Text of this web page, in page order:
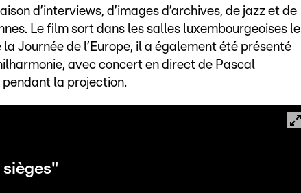
d’interviews, d’images d’archives, de jazz et de
Le film sort dans les salles luxembourgeoises le
la Journée de l’Europe, il a également été présenté
avec concert en direct de Pascal
la projection.